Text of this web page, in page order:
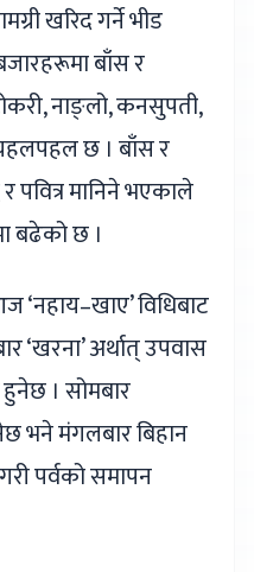
खरिद गर्ने भीड
बाँस र
नाङ्लो, कनसुपती,
छ । बाँस र
पवित्र मानिने भएकाले
बढेको छ ।
विधिबाट
अर्थात् उपवास
हुनेछ । सोमबार
भने मंगलबार बिहान
पर्वको समापन